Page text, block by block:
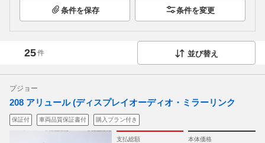
条件を保存 条件を変更
25件 並び替え
プジョー
208 アリュール (ディスプレイオーディオ・ミラーリンク
保証付 車両品質保証書付 購入プラン付き
支払総額 本体価格